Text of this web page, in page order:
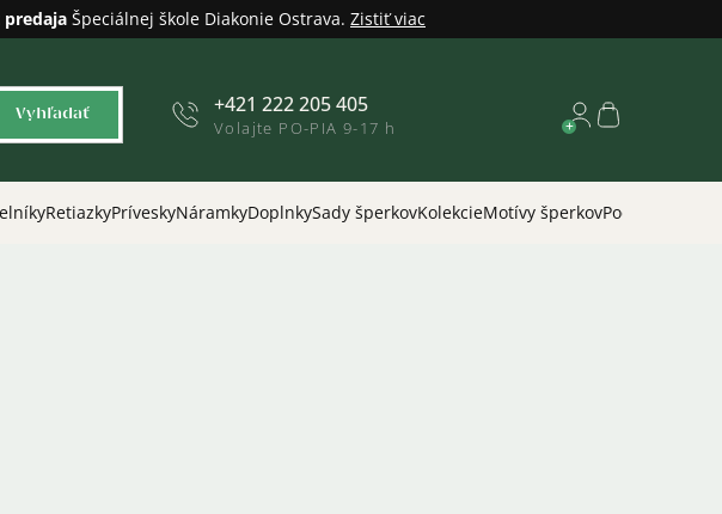
predaja Špeciálnej škole Diakonie Ostrava. Zistiť viac
Vyhľadať +421 222 205 405
Volajte PO-PIA 9-17 h
Nákupný
RetiazkyPríveskyNáramkyDoplnkySady šperkovKolekcieMotívy šperkovPodľa